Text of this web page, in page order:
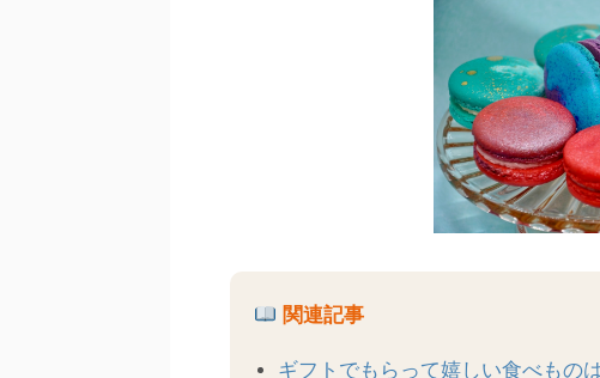
関連記事
ギフトでもらって嬉しい食べもの